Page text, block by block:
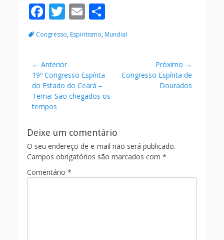
F
ac
e
b
o
o
k
T
w
itt
er
E
m
ai
h
ar
Tags:Congresso, Espiritismo, Mundial
Navegação
de
Post
← Anterior
Post
anterior:
19º Congresso Espírita
do Estado do Ceará –
Tema: São chegados os
tempos
Próximo →
Próximo
Congresso Espírita de
Dourados
Deixe um comentário
O seu endereço de e-mail não será publicado.
Campos obrigatórios são marcados com *
Comentário *